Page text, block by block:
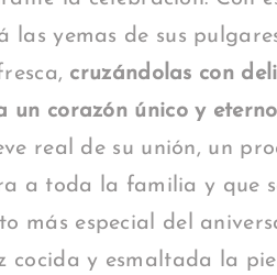
las yemas de sus
cruzándolas con
un corazón único y eterno
real de su unión, un
a toda la familia y que
más especial del
cocida y esmaltada la